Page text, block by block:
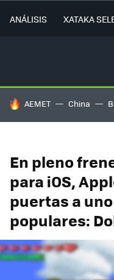
ANÁLISIS XATAKA
HOY SE HABLA DE
AEMET China
En pleno
para iOS,
puertas a
populares: